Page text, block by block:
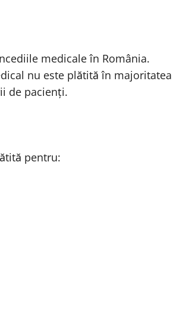
medicale în România.
nu este plătită în majoritatea
de pacienți.
pentru: